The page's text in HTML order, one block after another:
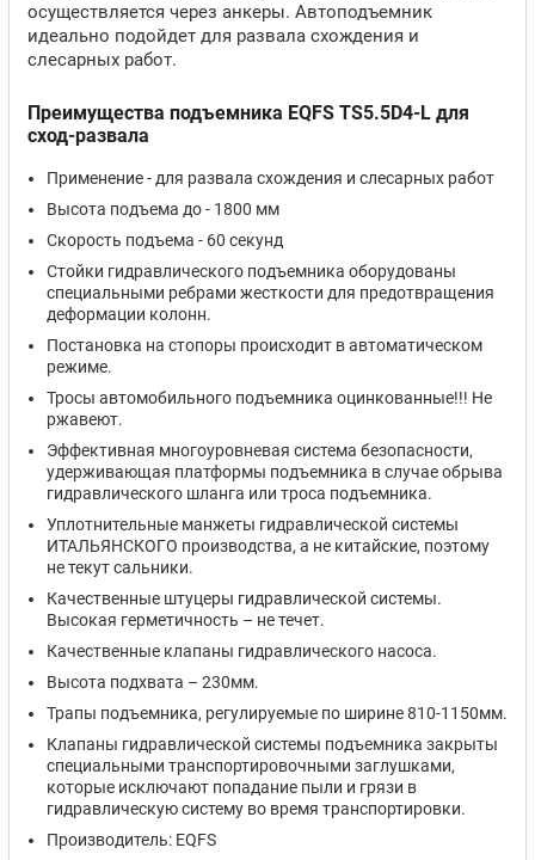
осуществляется через анкеры. Автоподъемник
идеально подойдет для развала схождения и
слесарных работ.
Преимущества подъемника EQFS TS5.5D4-L для
сход-развала
Применение - для развала схождения и слесарных работ
Высота подъема до - 1800 мм
Скорость подъема - 60 секунд
Стойки гидравлического подъемника оборудованы
специальными ребрами жесткости для предотвращения
деформации колонн.
Постановка на стопоры происходит в автоматическом
режиме.
Тросы автомобильного подъемника оцинкованные!!! Не
ржавеют.
Эффективная многоуровневая система безопасности,
удерживающая платформы подъемника в случае обрыва
гидравлического шланга или троса подъемника.
Уплотнительные манжеты гидравлической системы
ИТАЛЬЯНСКОГО производства, а не китайские, поэтому
не текут сальники.
Качественные штуцеры гидравлической системы.
Высокая герметичность – не течет.
Качественные клапаны гидравлического насоса.
Высота подхвата – 230мм.
Трапы подъемника, регулируемые по ширине 810-1150мм.
Клапаны гидравлической системы подъемника закрыты
специальными транспортировочными заглушками,
которые исключают попадание пыли и грязи в
гидравлическую систему во время транспортировки.
Производитель: EQFS